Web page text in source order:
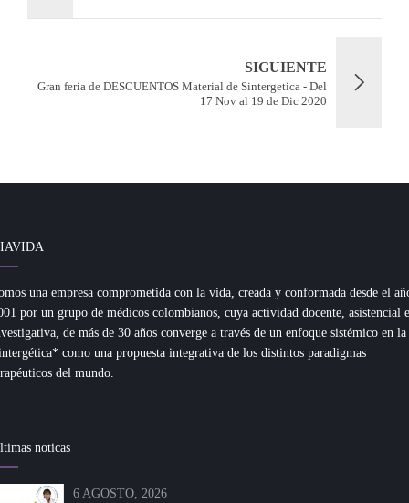
SIGUIENTE
Gran feria de DESCUENTOS Material de Sintergetica - Del
17 Nov al 19 de Dic 2020
una empresa comprometida con la vida, creada y conformada desde el
por un grupo de médicos colombianos, cuya actividad docente, asistencial e
de más de 30 años converge a través de un enfoque sistémico en la
como una propuesta integrativa de los distintos paradigmas
del mundo.
noticas
6 AGOSTO, 2026